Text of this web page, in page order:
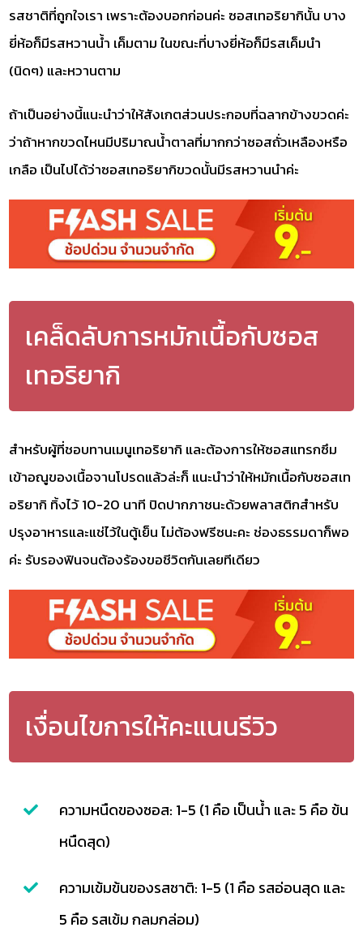
รสชาติที่ถูกใจเรา เพราะต้องบอกก่อนค่ะ ซอสเทอริยากินั้น บาง
ยี่ห้อก็มีรสหวานน้ำ เค็มตาม ในขณะที่บางยี่ห้อก็มีรสเค็มนำ
(นิดๆ) และหวานตาม
ถ้าเป็นอย่างนี้แนะนำว่าให้สังเกตส่วนประกอบที่ฉลากข้างขวดค่ะ
ว่าถ้าหากขวดไหนมีปริมาณน้ำตาลที่มากกว่าซอสถั่วเหลืองหรือ
เกลือ เป็นไปได้ว่าซอสเทอริยากิขวดนั้นมีรสหวานนำค่ะ
เคล็ดลับการหมักเนื้อกับซอส
เทอริยากิ
สำหรับผู้ที่ชอบทานเมนูเทอริยากิ และต้องการให้ซอสแทรกซึม
เข้าอณูของเนื้อจานโปรดแล้วล่ะก็ แนะนำว่าให้หมักเนื้อกับซอสเท
อริยากิ ทิ้งไว้ 10-20 นาที ปิดปากภาชนะด้วยพลาสติกสำหรับ
ปรุงอาหารและแช่ไว้ในตู้เย็น ไม่ต้องฟรีซนะคะ ช่องธรรมดาก็พอ
ค่ะ รับรองฟินจนต้องร้องขอชีวิตกันเลยทีเดียว
เงื่อนไขการให้คะแนนรีวิว
ความหนืดของซอส: 1-5 (1 คือ เป็นน้ำ และ 5 คือ ข้น
หนืดสุด)
ความเข้มข้นของรสชาติ: 1-5 (1 คือ รสอ่อนสุด และ
5 คือ รสเข้ม กลมกล่อม)